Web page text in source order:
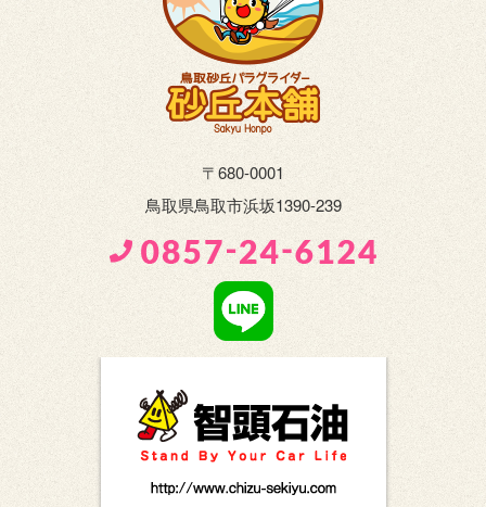
〒680-0001
鳥取県鳥取市浜坂1390-239